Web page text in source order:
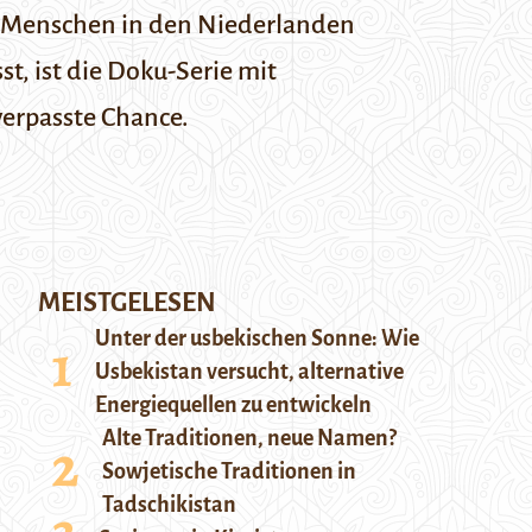
in den Niederlanden
ist die Doku-Serie mit
Chance.
MEISTGELESEN
Unter der usbekischen Sonne: Wie
Usbekistan versucht, alternative
Energiequellen zu entwickeln
Alte Traditionen, neue Namen?
Sowjetische Traditionen in
Tadschikistan